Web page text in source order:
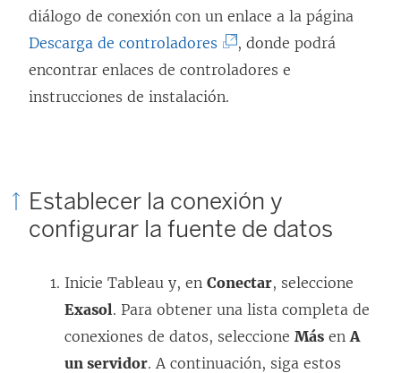
diálogo de conexión con un enlace a la página
Descarga de controladores
E
l
a
c
s
e
a
b
, donde podrá
encontrar enlaces de controladores e
instrucciones de instalación.
Establecer la conexión y
configurar la fuente de datos
Inicie Tableau y, en Conectar, seleccione
Exasol. Para obtener una lista completa de
conexiones de datos, seleccione Más enA
un servidor. A continuación, siga estos